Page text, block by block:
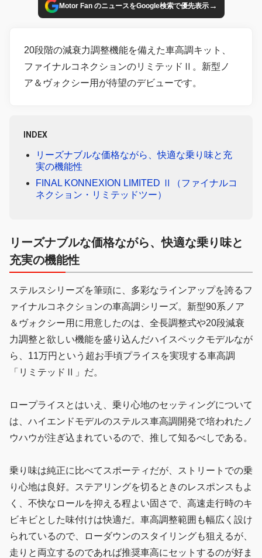
Motor Fan のニュースをGoogle検索で優先表示→
20段階の減衰力調整機能を備えた車高調キット、
ファイナルコネクションのリミテッドⅡ。新型ノ
ア＆ヴォクシー用が待望のデビューです。
INDEX
リーズナブルな価格ながら、快適な乗り味と充
実の機能性
FINAL KONNEXION LIMITED Ⅱ（ファイナルコ
ネクション・リミテッドツー）
リーズナブルな価格ながら、快適な乗り味と
充実の機能性
ステルスシリーズを筆頭に、多彩なラインアップを誇るフ
ァイナルコネクションの車高調シリーズ。新型90系ノア
＆ヴォクシー用に用意したのは、全長調整式や20段減衰
力調整と欲しい機能を盛り込んだハイスペックモデルなが
ら、11万円という超お手頃プライスを実現する車高調
「リミテッドⅡ」だ。
ロープライスとはいえ、乗り心地のセッティングについて
は、ハイエンドモデルのステルス車高調開発で培われたノ
ウハウが注ぎ込まれているので、推して知るべしである。
乗り味は純正に比べてスポーティだが、ストリートでの乗
り心地は良好。ステアリングを切るときのレスポンスもよ
く、不快なロールを抑える程よい固さで、高速走行時のキ
ビキビとした味付けは快適だ。車高調整範囲も幅広く設け
られているので、ローダウンのスタイリングも狙えるが、
走りと両立するのであれば推奨車高にセットするのが好ま